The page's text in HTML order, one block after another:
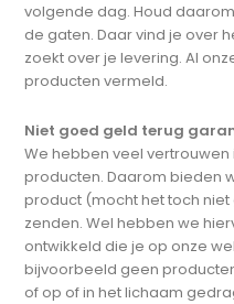
volgende dag. Houd
de gaten. Daar vind je over
zoekt over je levering. Al
producten vermeld.
Niet goed geld terug
We hebben veel vertrouwen
producten. Daarom bieden
product (mocht het toch
zenden. Wel hebben we
ontwikkeld die je op onze
bijvoorbeeld geen
of op of in het lichaam